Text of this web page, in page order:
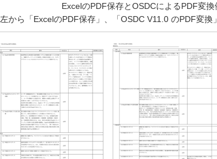
ExcelのPDF保存とOSDCによるPDF変換
左から「ExcelのPDF保存」、「OSDC V11.0 のPDF変換